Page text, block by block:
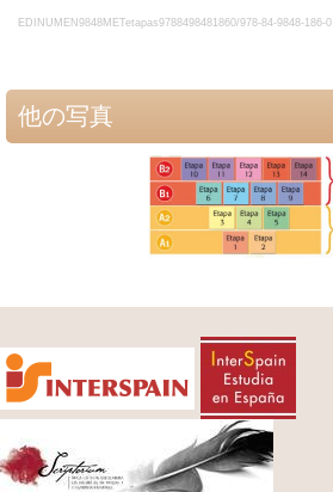
EDINUMEN9848METetapas9788498481860/978-84-9848-186-0
他の写真